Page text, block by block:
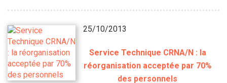
25/10/2013
Service Technique CRNA/N : la
réorganisation acceptée par 70%
des personnels